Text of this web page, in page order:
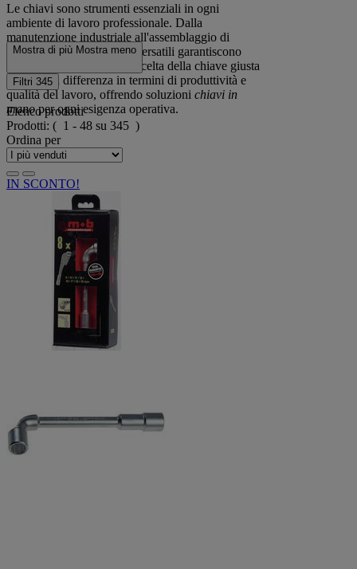
Le chiavi sono strumenti essenziali in ogni
ambiente di lavoro professionale. Dalla
manutenzione industriale all'assemblaggio di
precisione, questi utensili versatili garantiscono
efficienza e sicurezza. La scelta della chiave giusta
può fare la differenza in termini di produttività e
qualità del lavoro, offrendo soluzioni chiavi in
manoper ogni esigenza operativa.
Mostra di più Mostra meno
Filtri 345
Elenco prodotti
Prodotti: ( 1 - 48 su 345 )
Ordina per
IN SCONTO!